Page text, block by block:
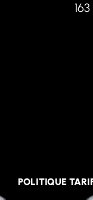
POLITIQUE